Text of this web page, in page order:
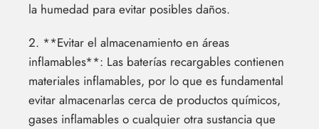
la humedad para evitar posibles daños.
2. **Evitar el almacenamiento en áreas
inflamables**: Las baterías recargables contienen
materiales inflamables, por lo que es fundamental
evitar almacenarlas cerca de productos químicos,
gases inflamables o cualquier otra sustancia que